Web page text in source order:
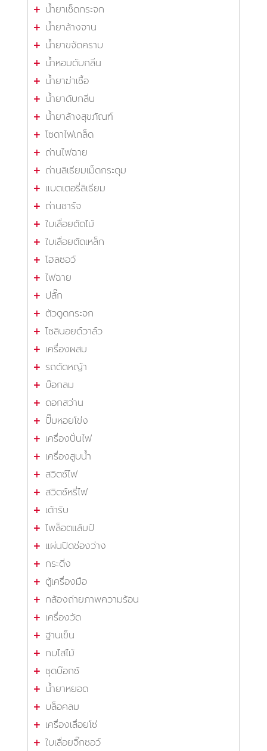
น้ำยาเช็ดกระจก
น้ำยาล้างจาน
น้ำยาขจัดคราบ
น้ำหอมดับกลิ่น
น้ำยาฆ่าเชื้อ
น้ำยาดับกลิ่น
น้ำยาล้างสุขภัณฑ์
โซดาไฟเกล็ด
ถ่านไฟฉาย
ถ่านลิเธียมเม็ดกระดุม
แบตเตอรี่ลิเธียม
ถ่านชาร์จ
ใบเลื่อยตัดไม้
ใบเลื่อยตัดเหล็ก
โฮลซอว์
ไฟฉาย
ปลั๊ก
ตัวดูดกระจก
โซลินอยด์วาล์ว
เครื่องผสม
รถตัดหญ้า
บ๊อกลม
ดอกสว่าน
ปั๊มหอยโข่ง
เครื่องปั่นไฟ
เครื่องสูบน้ำ
สวิตซ์ไฟ
สวิตซ์หรี่ไฟ
เต้ารับ
ไพล็อตแล้มป์
แผ่นปิดช่องว่าง
กระดิ่ง
ตู้เครื่องมือ
กล้องถ่ายภาพความร้อน
เครื่องวัด
ฐานเข็น
กบไสไม้
ชุดบ๊อกซ์
น้ำยาหยอด
บล็อคลม
เครื่องเลื่อยโซ่
ใบเลื่อยจิ๊กซอว์